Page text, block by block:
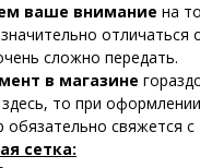
ваше внимание на
отличаться
сложно передать.
в магазине
то при
обязательно свяжется
сетка: